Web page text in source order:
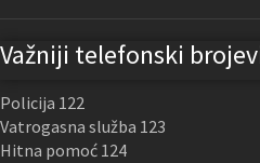
Važniji telefonski
Policija 122
Vatrogasna služba 123
Hitna pomoć 124